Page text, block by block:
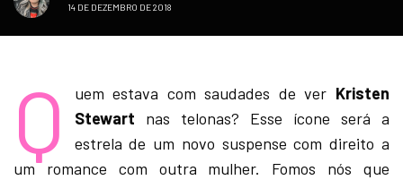
14 DE DEZEMBRO DE 2018
Q uem estava com saudades de ver Kristen
Stewart nas telonas? Esse ícone será a
estrela de um novo suspense com direito a
um romance com outra mulher. Fomos nós que